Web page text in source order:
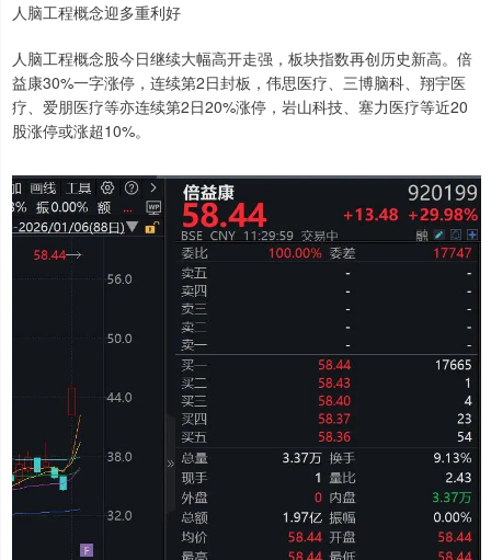
人脑工程概念迎多重利好
人脑工程概念股今日继续大幅高开走强，板块指数再创历史新高。倍
益康30%一字涨停，连续第2日封板，伟思医疗、三博脑科、翔宇医
疗、爱朋医疗等亦连续第2日20%涨停，岩山科技、塞力医疗等近20
股涨停或涨超10%。